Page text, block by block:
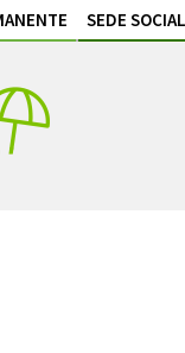
SEDE SOCIAL